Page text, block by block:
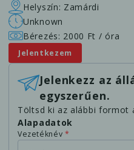
Helyszín: Zamárdi
Unknown
Bérezés: 2000 Ft / óra
Jelentkezem
Jelenkezz az
egyszerűen.
Töltsd ki az alábbi formot
Alapadatok
Vezetéknév *